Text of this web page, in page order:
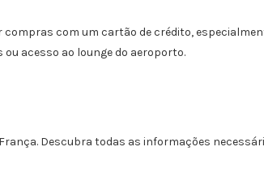
compras com um cartão de crédito,
acesso ao lounge do aeroporto.
Descubra todas as informações